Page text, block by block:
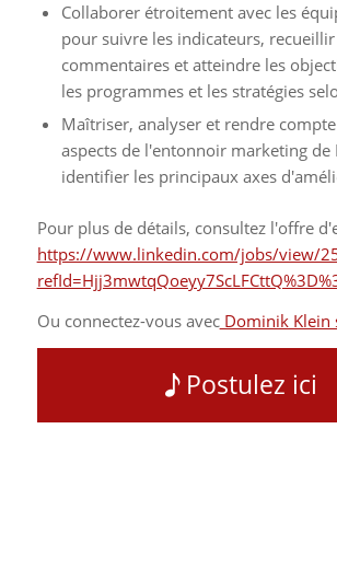
Collaborer étroitement avec les
pour suivre les indicateurs, recueillir
commentaires et atteindre les
les programmes et les stratégies
Maîtriser, analyser et rendre
aspects de l'entonnoir marketing de
identifier les principaux axes
Pour plus de détails, consultez l'offre
https://www.linkedin.com/jobs/view/
Ou connectez-vous avecDominik Klein
Postulez ici